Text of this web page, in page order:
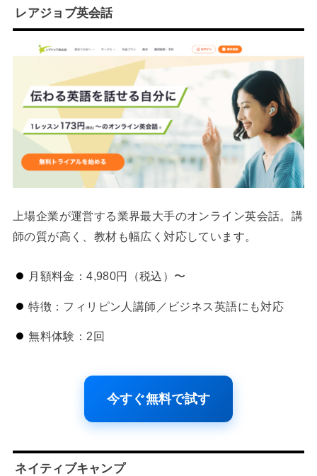
レアジョブ英会話
上場企業が運営する業界最大手のオンライン英会話。講
師の質が高く、教材も幅広く対応しています。
月額料金：4,980円（税込）〜
特徴：フィリピン人講師／ビジネス英語にも対応
無料体験：2回
今すぐ無料で試す
ネイティブキャンプ